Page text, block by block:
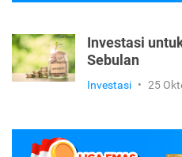
Investasi
Sebulan
Investasi • 25